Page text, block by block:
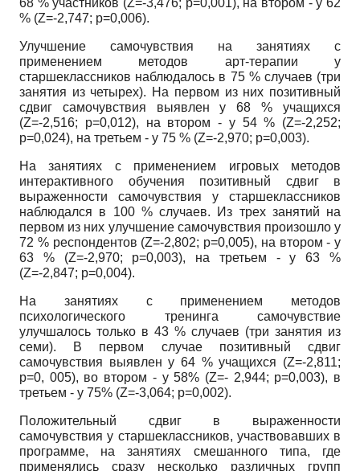
% (Z=-2,747; p=0,006).
Улучшение самочувствия на занятиях с
применением методов арт-терапии у
старшеклассников наблюдалось в 75 % случаев (три
занятия из четырех). На первом из них позитивный
сдвиг самочувствия выявлен у 68 % учащихся
(Z=-2,516; p=0,012), на втором - у 54 % (Z=-2,252;
p=0,024), на третьем - у 75 % (Z=-2,970; p=0,003).
На занятиях с применением игровых методов
интерактивного обучения позитивный сдвиг в
выраженности самочувствия у старшеклассников
наблюдался в 100 % случаев. Из трех занятий на
первом из них улучшение самочувствия произошло у
72 % респондентов (Z=-2,802; p=0,005), на втором - у
63 % (Z=-2,970; p=0,003), на третьем - у 63 %
(Z=-2,847; p=0,004).
На занятиях с применением методов
психологического тренинга самочувствие
улучшалось только в 43 % случаев (три занятия из
семи). В первом случае позитивный сдвиг
самочувствия выявлен у 64 % учащихся (Z=-2,811;
p=0, 005), во втором - у 58% (Z=- 2,944; p=0,003), в
третьем - у 75% (Z=-3,064; p=0,002).
Положительный сдвиг в выраженности
самочувствия у старшеклассников, участвовавших в
программе, на занятиях смешанного типа, где
применялись сразу несколько различных групп